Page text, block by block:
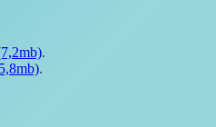
.
.